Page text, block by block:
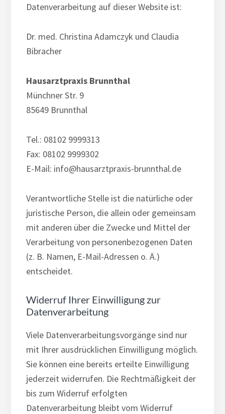
Datenverarbeitung auf dieser Website ist:
Dr. med. Christina Adamczyk und Claudia
Bibracher
Hausarztpraxis Brunnthal
Münchner Str. 9
85649 Brunnthal
Tel.: 08102 9999313
Fax: 08102 9999302
E-Mail: info@hausarztpraxis-brunnthal.de
Verantwortliche Stelle ist die natürliche oder
juristische Person, die allein oder gemeinsam
mit anderen über die Zwecke und Mittel der
Verarbeitung von personenbezogenen Daten
(z. B. Namen, E-Mail-Adressen o. Ä.)
entscheidet.
Widerruf Ihrer Einwilligung zur
Datenverarbeitung
Viele Datenverarbeitungsvorgänge sind nur
mit Ihrer ausdrücklichen Einwilligung möglich.
Sie können eine bereits erteilte Einwilligung
jederzeit widerrufen. Die Rechtmäßigkeit der
bis zum Widerruf erfolgten
Datenverarbeitung bleibt vom Widerruf